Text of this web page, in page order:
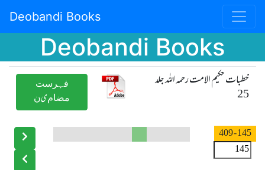
Deobandi Books
Deobandi Books
خطبات حکیم الامت رحمہ اللہ جلد
25
ﻓﮩﺮﺳﺖ
ﻣﻀﺎﻡیﻥ
145
- 409